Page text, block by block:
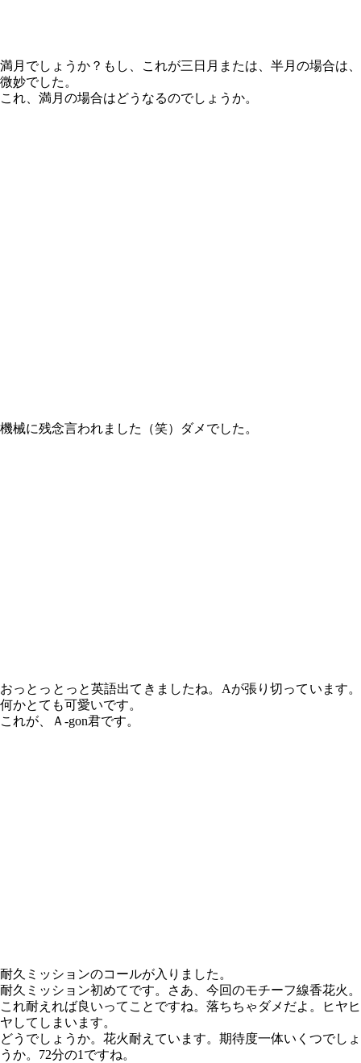
満月でしょうか？もし、これが三日月または、半月の場合は、
微妙でした。
これ、満月の場合はどうなるのでしょうか。
機械に残念言われました（笑）ダメでした。
おっとっとっと英語出てきましたね。Aが張り切っています。
何かとても可愛いです。
これが、Ａ-gon君です。
耐久ミッションのコールが入りました。
耐久ミッション初めてです。さあ、今回のモチーフ線香花火。
これ耐えれば良いってことですね。落ちちゃダメだよ。ヒヤヒ
ヤしてしまいます。
どうでしょうか。花火耐えています。期待度一体いくつでしょ
うか。72分の1ですね。